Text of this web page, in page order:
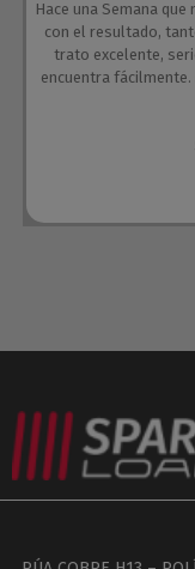
Hace una Semana
con el resultado,
trato excelente,
encuentra